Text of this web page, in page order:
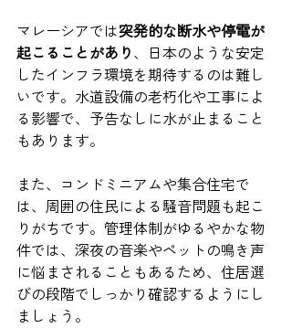
マレーシアでは突発的な断水や停電が
起こることがあり、日本のような安定
したインフラ環境を期待するのは難し
いです。水道設備の老朽化や工事によ
る影響で、予告なしに水が止まること
もあります。
また、コンドミニアムや集合住宅で
は、周囲の住民による騒音問題も起こ
りがちです。管理体制がゆるやかな物
件では、深夜の音楽やペットの鳴き声
に悩まされることもあるため、住居選
びの段階でしっかり確認するようにし
ましょう。